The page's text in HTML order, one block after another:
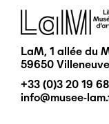
Image
LaM, 1 allée du
59650
+33 (0)3 20 19
info@musee-